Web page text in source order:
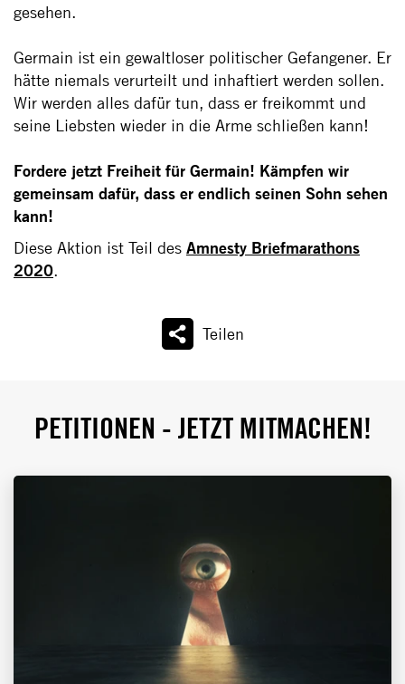
gesehen.
Germain ist ein gewaltloser politischer Gefangener. Er
hätte niemals verurteilt und inhaftiert werden sollen.
Wir werden alles dafür tun, dass er freikommt und
seine Liebsten wieder in die Arme schließen kann!
Fordere jetzt Freiheit für Germain! Kämpfen wir
gemeinsam dafür, dass er endlich seinen Sohn sehen
kann!
Diese Aktion ist Teil des Amnesty Briefmarathons
2020.
Teilen
PETITIONEN - JETZT MITMACHEN!